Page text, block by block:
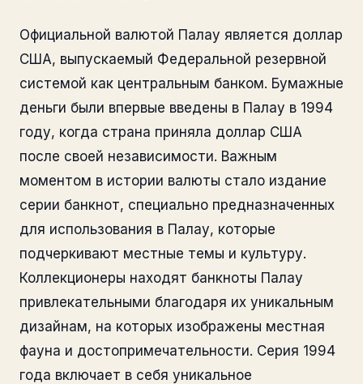
Официальной валютой Палау является доллар
США, выпускаемый Федеральной резервной
системой как центральным банком. Бумажные
деньги были впервые введены в Палау в 1994
году, когда страна приняла доллар США
после своей независимости. Важным
моментом в истории валюты стало издание
серии банкнот, специально предназначенных
для использования в Палау, которые
подчеркивают местные темы и культуру.
Коллекционеры находят банкноты Палау
привлекательными благодаря их уникальным
дизайнам, на которых изображены местная
фауна и достопримечательности. Серия 1994
года включает в себя уникальное